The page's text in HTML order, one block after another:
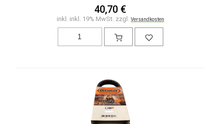
40,70 €
inkl. inkl. 19% MwSt. zzgl. Versandkosten